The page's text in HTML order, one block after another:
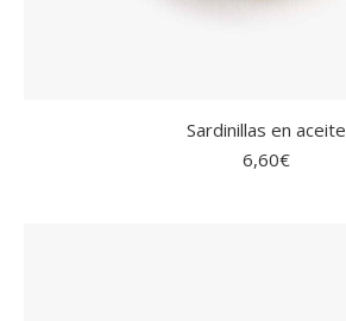
Sardinillas en aceite
6,60€